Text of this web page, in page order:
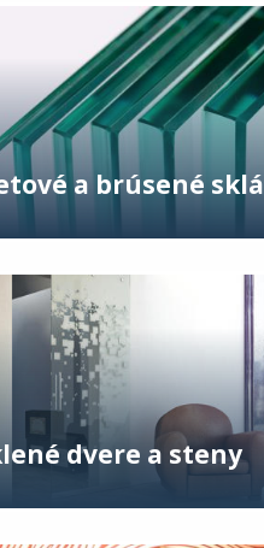
a brúsené sklá
dvere a steny